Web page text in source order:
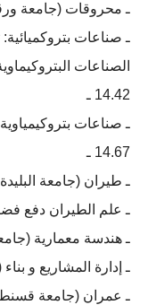
ـ محروقات (جامعة ورقلة):
ـ صناعات
الصناعات
14.42 ـ
ـ صناعات
14.67 ـ
ـ طيران (جامعة البليدة 1): 14.83 ـ
ـ علم الطيران دفع فضائي
ـ هندسة معمارية (جامعة
ـ إدارة المشاريع و بناء
ـ عمران (جامعة قسنطينة 3):